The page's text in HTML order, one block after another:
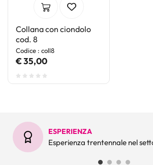
Collana con ciondolo
cod. 8
Codice : coll8
€ 35,00
ESPERIENZA
Esperienza trentennale nel